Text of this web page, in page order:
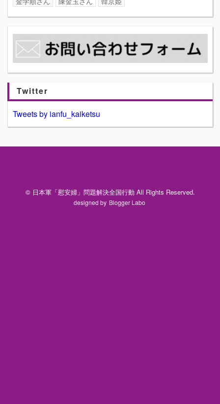
Twitter
Tweets by ianfu_kaiketsu
© 日本軍「慰安婦」問題解決全国行動 All Rights Reserved.
designed by Blogger Labo